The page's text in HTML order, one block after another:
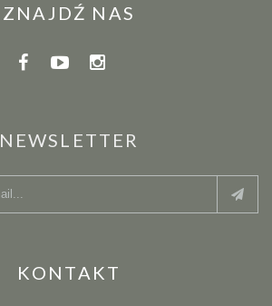
ZNAJDŹ NAS
NEWSLETTER
KONTAKT